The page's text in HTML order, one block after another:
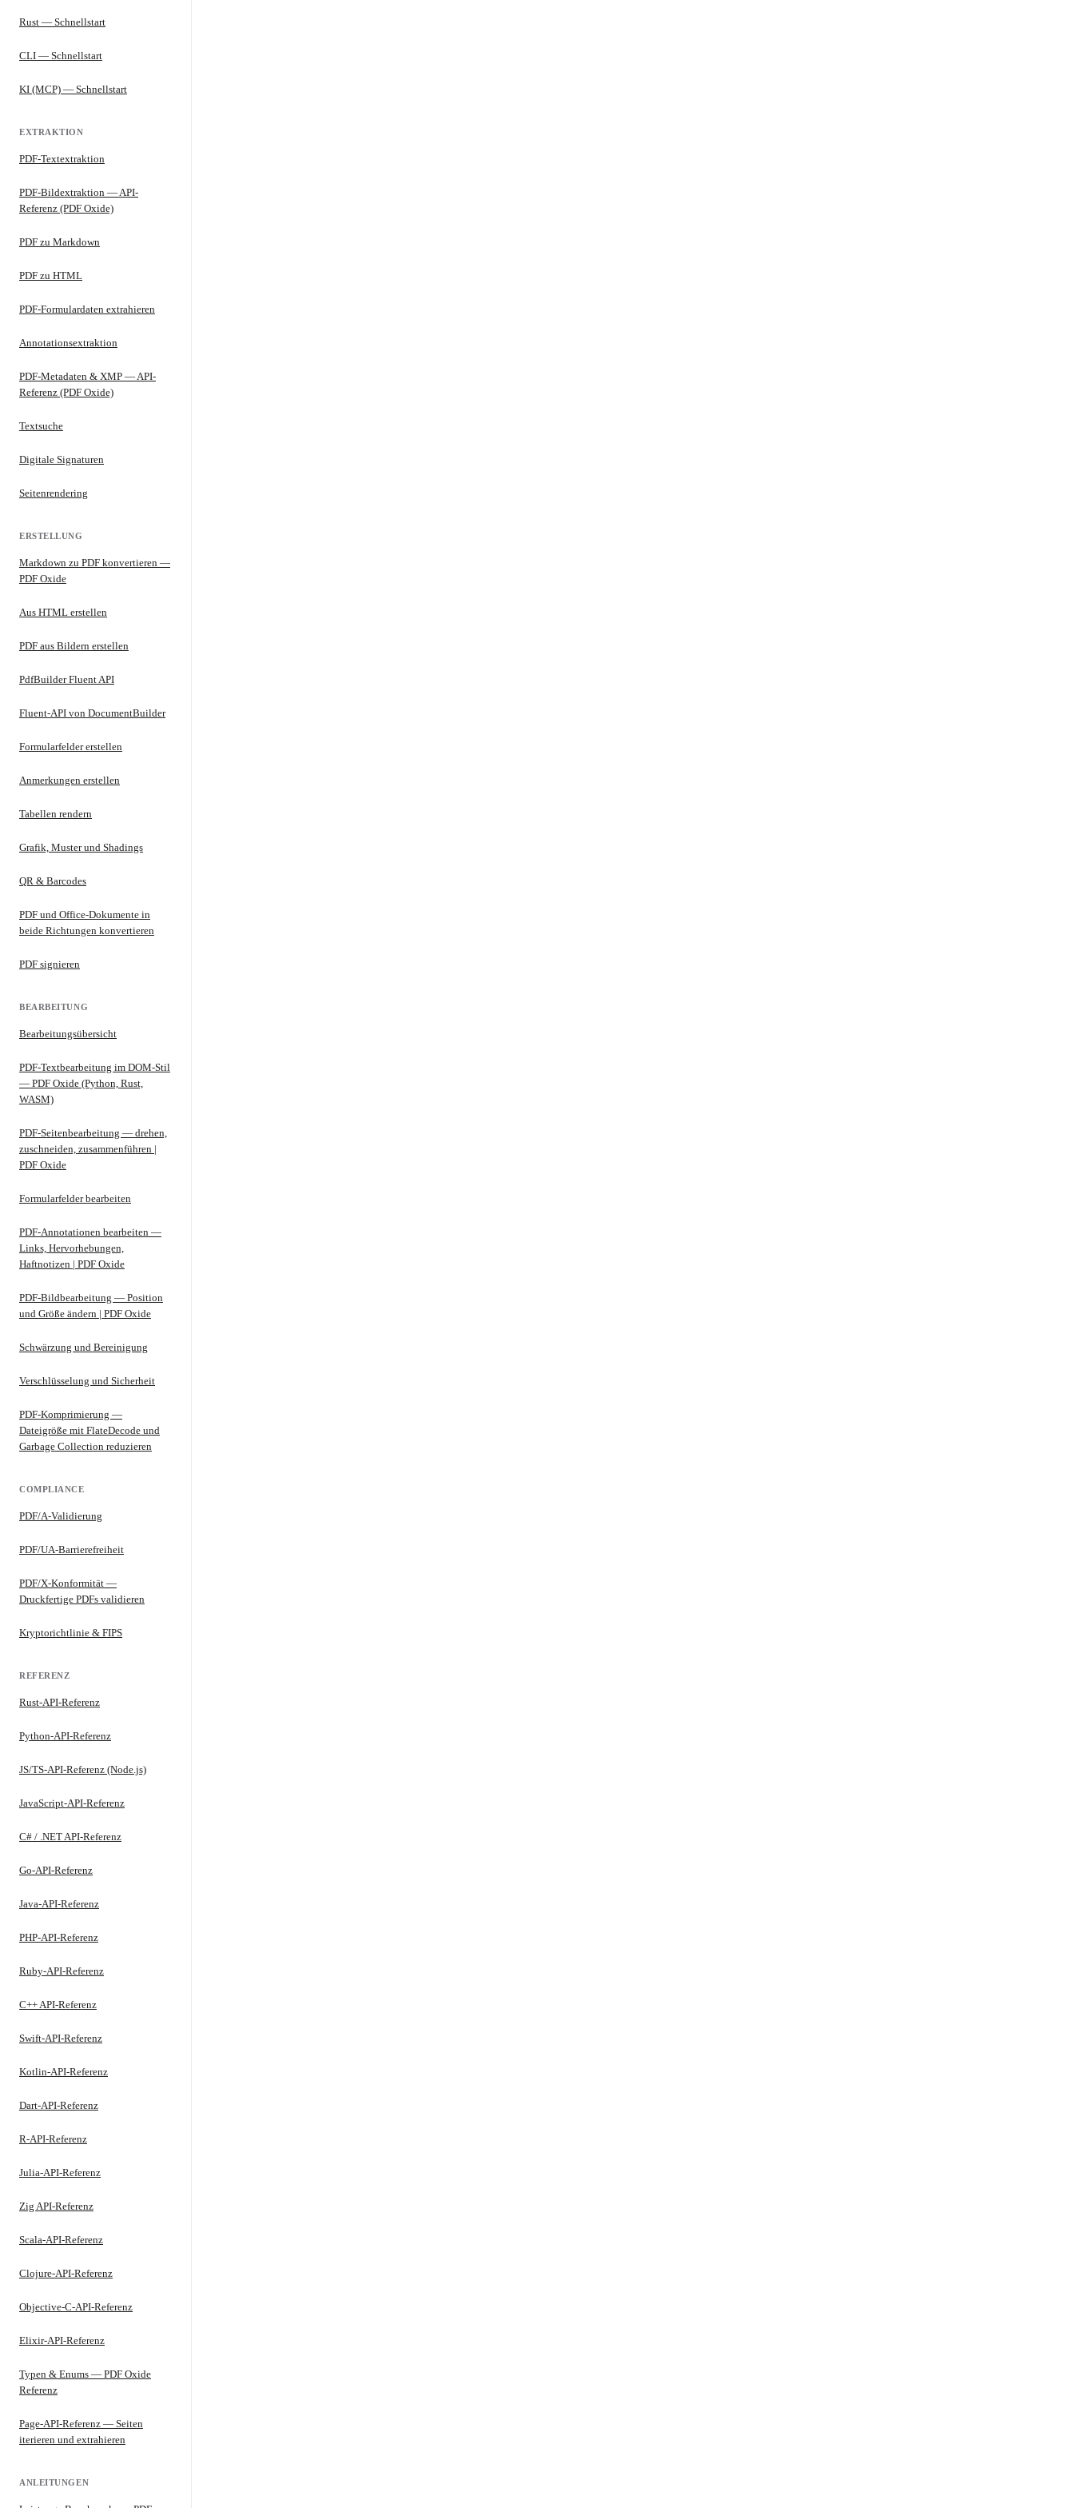
Rust — Schnellstart
CLI — Schnellstart
KI (MCP) — Schnellstart
EXTRAKTION
PDF-Textextraktion
PDF-Bildextraktion — API-
Referenz (PDF Oxide)
PDF zu Markdown
PDF zu HTML
PDF-Formulardaten extrahieren
Annotationsextraktion
PDF-Metadaten & XMP — API-
Referenz (PDF Oxide)
Textsuche
Digitale Signaturen
Seitenrendering
ERSTELLUNG
Markdown zu PDF konvertieren —
PDF Oxide
Aus HTML erstellen
PDF aus Bildern erstellen
PdfBuilder Fluent API
Fluent-API von DocumentBuilder
Formularfelder erstellen
Anmerkungen erstellen
Tabellen rendern
Grafik, Muster und Shadings
QR & Barcodes
PDF und Office-Dokumente in
beide Richtungen konvertieren
PDF signieren
BEARBEITUNG
Bearbeitungsübersicht
PDF-Textbearbeitung im DOM-Stil
— PDF Oxide (Python, Rust,
WASM)
PDF-Seitenbearbeitung — drehen,
zuschneiden, zusammenführen |
PDF Oxide
Formularfelder bearbeiten
PDF-Annotationen bearbeiten —
Links, Hervorhebungen,
Haftnotizen | PDF Oxide
PDF-Bildbearbeitung — Position
und Größe ändern | PDF Oxide
Schwärzung und Bereinigung
Verschlüsselung und Sicherheit
PDF-Komprimierung —
Dateigröße mit FlateDecode und
Garbage Collection reduzieren
COMPLIANCE
PDF/A-Validierung
PDF/UA-Barrierefreiheit
PDF/X-Konformität —
Druckfertige PDFs validieren
Kryptorichtlinie & FIPS
REFERENZ
Rust-API-Referenz
Python-API-Referenz
JS/TS-API-Referenz (Node.js)
JavaScript-API-Referenz
C# / .NET API-Referenz
Go-API-Referenz
Java-API-Referenz
PHP-API-Referenz
Ruby-API-Referenz
C++ API-Referenz
Swift-API-Referenz
Kotlin-API-Referenz
Dart-API-Referenz
R-API-Referenz
Julia-API-Referenz
Zig API-Referenz
Scala-API-Referenz
Clojure-API-Referenz
Objective-C-API-Referenz
Elixir-API-Referenz
Typen & Enums — PDF Oxide
Referenz
Page-API-Referenz — Seiten
iterieren und extrahieren
ANLEITUNGEN